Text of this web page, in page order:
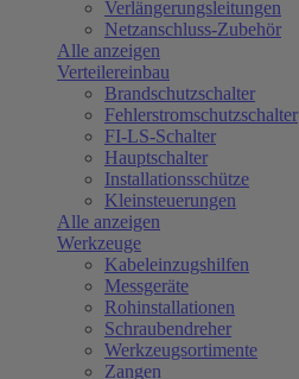
Verlängerungsleitungen
Netzanschluss-Zubehör
Alle anzeigen
Verteilereinbau
Brandschutzschalter
Fehlerstromschutzschalter
FI-LS-Schalter
Hauptschalter
Installationsschütze
Kleinsteuerungen
Alle anzeigen
Werkzeuge
Kabeleinzugshilfen
Messgeräte
Rohinstallationen
Schraubendreher
Werkzeugsortimente
Zangen